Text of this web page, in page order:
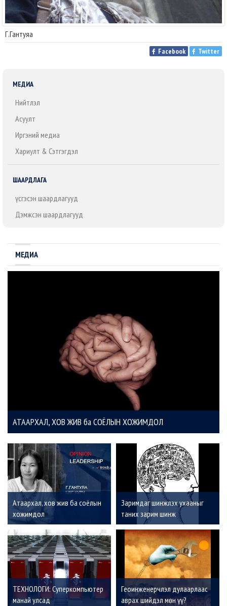
Г.Гантуяа
Facebook Twitter
МЕДИА
Нийтлэл
Асуулт
Иргэний медиа
Хариулт & Сэтгэгдэл
ШААРДЛАГА
Үүсгэсэн шаардлагууд
Дэмжсэн шаардлагууд
МЕДИА
АТААРХАЛ, ХОВ ЖИВ ба СОЁЛЫН ХОЖИМДОЛ
Атаархал, хов жив ба соёлын
хожимдол
Заримдаг шинжлэх ухааныг
таних зарим шинж
ТЕХНОЛОГИ: Суперкомпьютер
манай улсад
Геоинженерчлэл дулаарлаас
аврах шийдэл мөн үү?